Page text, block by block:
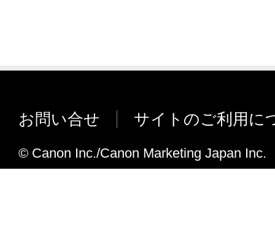
お問い合せ サイトのご利用に
© Canon Inc./Canon Marketing Japan Inc.